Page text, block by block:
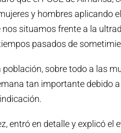
y hombres aplicando
nos situamos frente a la
pasados de
sobre todo a las
tan importante debido
entró en detalle y explicó el